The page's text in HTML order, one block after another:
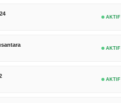
AKTIF
AKTIF
AKTIF